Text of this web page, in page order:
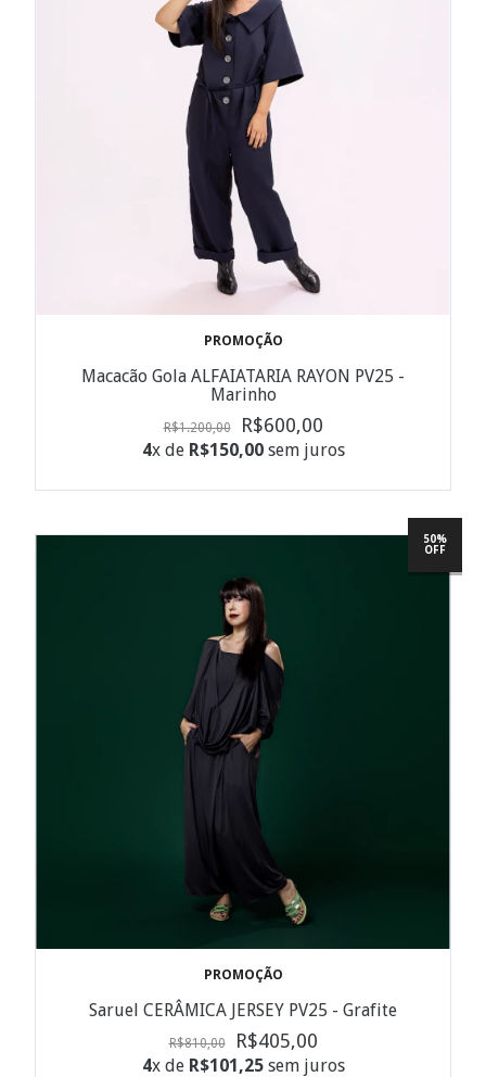
PROMOÇÃO
Macacão Gola ALFAIATARIA RAYON PV25 -
Marinho
R$1.200,00 R$600,00
4x de R$150,00sem juros
50%
OFF
PROMOÇÃO
Saruel CERÂMICA JERSEY PV25 - Grafite
R$810,00 R$405,00
4x de R$101,25sem juros